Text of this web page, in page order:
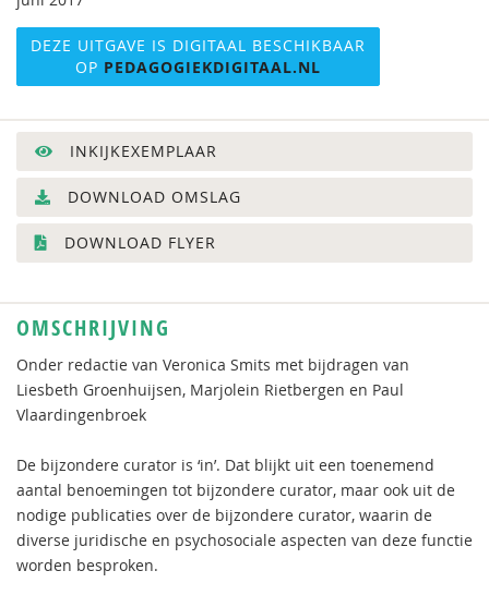
DEZE UITGAVE IS DIGITAAL BESCHIKBAAR
OP PEDAGOGIEKDIGITAAL.NL
INKIJKEXEMPLAAR
DOWNLOAD OMSLAG
DOWNLOAD FLYER
OMSCHRIJVING
Onder redactie van Veronica Smits met bijdragen van
Liesbeth Groenhuijsen, Marjolein Rietbergen en Paul
Vlaardingenbroek
De bijzondere curator is ‘in’. Dat blijkt uit een toenemend
aantal benoemingen tot bijzondere curator, maar ook uit de
nodige publicaties over de bijzondere curator, waarin de
diverse juridische en psychosociale aspecten van deze functie
worden besproken.